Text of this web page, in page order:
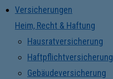
Versicherungen
Heim, Recht & Haftung
Hausratversicherung
Haftpflichtversicherung
Gebäudeversicherung